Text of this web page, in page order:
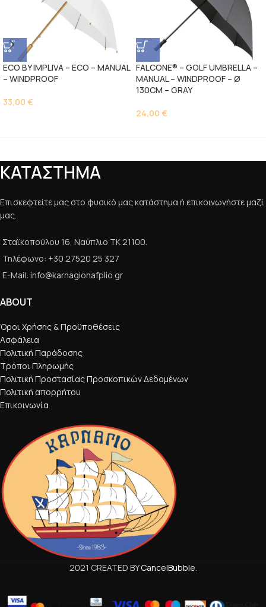
ECO BY IMPLIVA – ECO – MANUAL
– WINDPROOF
33,00 €
FALCONE® – GOLF UMBRELLA –
MANUAL – WINDPROOF – Ø
130CM – GRAY
24,00 €
ΚΑΤΑΣΤΗΜΑ
Επισκεφτείτε μας στο φυσικό μας κατάστημα ή επικοινωνήστε μαζί
μας.
Σταϊκοπούλου 16, Ναύπλιο ΤΚ 21100.
Τηλέφωνο: +30 27520 25 327
E-Mail: info@karnagionafplio.gr
ABOUT
Όροι Χρήσης & Προϋποθέσεις
Ασφάλεια
Πολιτική Παράδοσης
Τρόποι Πληρωμής
Πολιτική Προστασίας Προσκοπικών Δεδομένων
Πολιτική απορρήτου
Επικοινωνία
2021 CREATED BYCancelBubble.